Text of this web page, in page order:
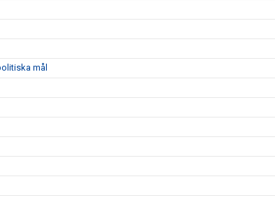
mål